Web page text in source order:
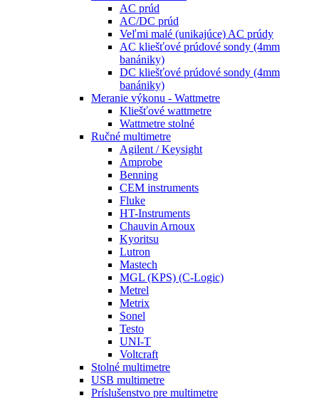
AC prúd
AC/DC prúd
Veľmi malé (unikajúce) AC prúdy
AC kliešťové prúdové sondy (4mm
banániky)
DC kliešťové prúdové sondy (4mm
banániky)
Meranie výkonu - Wattmetre
Kliešťové wattmetre
Wattmetre stolné
Ručné multimetre
Agilent / Keysight
Amprobe
Benning
CEM instruments
Fluke
HT-Instruments
Chauvin Arnoux
Kyoritsu
Lutron
Mastech
MGL (KPS) (C-Logic)
Metrel
Metrix
Sonel
Testo
UNI-T
Voltcraft
Stolné multimetre
USB multimetre
Príslušenstvo pre multimetre